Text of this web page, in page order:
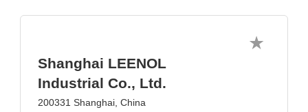
Shanghai LEENOL
Industrial Co., Ltd.
200331 Shanghai, China